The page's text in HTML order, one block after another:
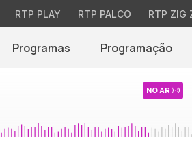
RTP PLAY RTP PALCO RTP ZIG
Programas Programação
NO AR